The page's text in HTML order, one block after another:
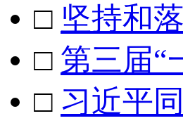
□ 坚持和
□ 第三届“
□ 习近平